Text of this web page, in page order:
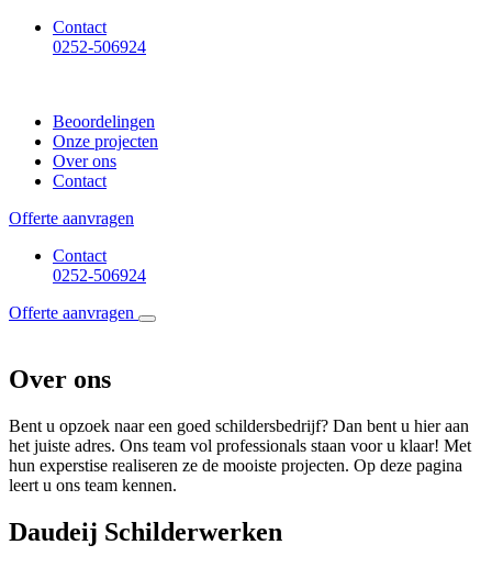
Contact
0252-506924
Beoordelingen
Onze projecten
Over ons
Contact
Offerte aanvragen
Contact
0252-506924
Offerte aanvragen
Over ons
Bent u opzoek naar een goed schildersbedrijf? Dan bent u hier aan
het juiste adres. Ons team vol professionals staan voor u klaar! Met
hun experstise realiseren ze de mooiste projecten. Op deze pagina
leert u ons team kennen.
Daudeij Schilderwerken